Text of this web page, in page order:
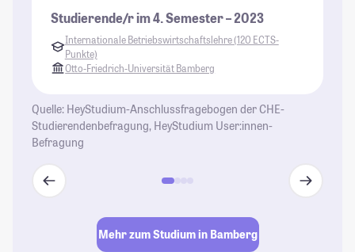
Studierende/r im 4. Semester – 2023
Internationale Betriebswirtschaftslehre (120 ECTS-
Punkte)
Otto-Friedrich-Universität Bamberg
Quelle: HeyStudium-Anschlussfragebogen der CHE-
Studierendenbefragung, HeyStudium User:innen-
Befragung
Mehr zum Studium in Bamberg